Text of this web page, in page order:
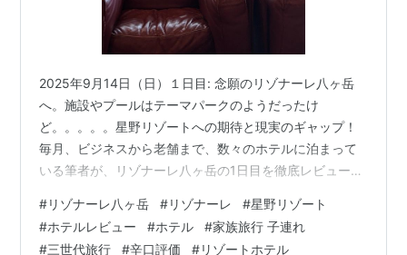
2025年9月14日（日）１日目: 念願のリゾナーレ八ヶ岳
へ。施設やプールはテーマパークのようだったけ
ど。。。。。星野リゾートへの期待と現実のギャップ！
毎月、ビジネスから老舗まで、数々のホテルに泊まって
いる筆者が、リゾナーレ八ヶ岳の1日目を徹底レビューし
ん中、中央道の大渋滞は避けられないと覚悟し出発 9:30
下道も使って八王子インターまで向かったものの、中央
#リゾナーレ八ヶ岳 #リゾナーレ #星野リゾート
#ホテルレビュー #ホテル #家族旅行 子連れ
#三世代旅行 #辛口評価 #リゾートホテル